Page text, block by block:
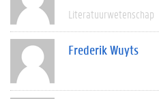
Literatuurwetenschap
Frederik Wuyts